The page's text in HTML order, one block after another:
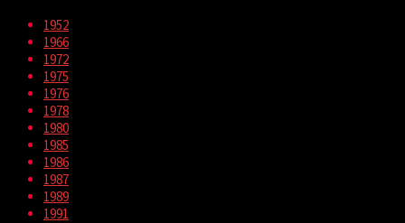
1952
1966
1972
1975
1976
1978
1980
1985
1986
1987
1989
1991